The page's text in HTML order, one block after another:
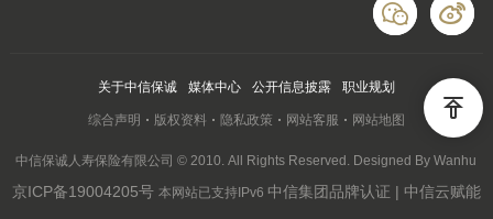
关于中信保诚 媒体中心 公开信息披露 职业规划
综合声明 版权资料 隐私政策 网站客服 网站地图
中信保诚人寿保险有限公司 © 2010. All Rights Reserved. Designed By Wanhu
京ICP备19004205号 本网站已支持IPv6 中信集团品牌认证 | 中信云赋能